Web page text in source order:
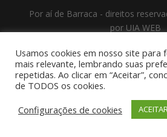
Por aí de Barraca - direitos
por UIA WEB
Usamos cookies em nosso site para
mais relevante, lembrando suas
repetidas. Ao clicar em “Aceitar”,
de TODOS os cookies.
Configurações de cookies